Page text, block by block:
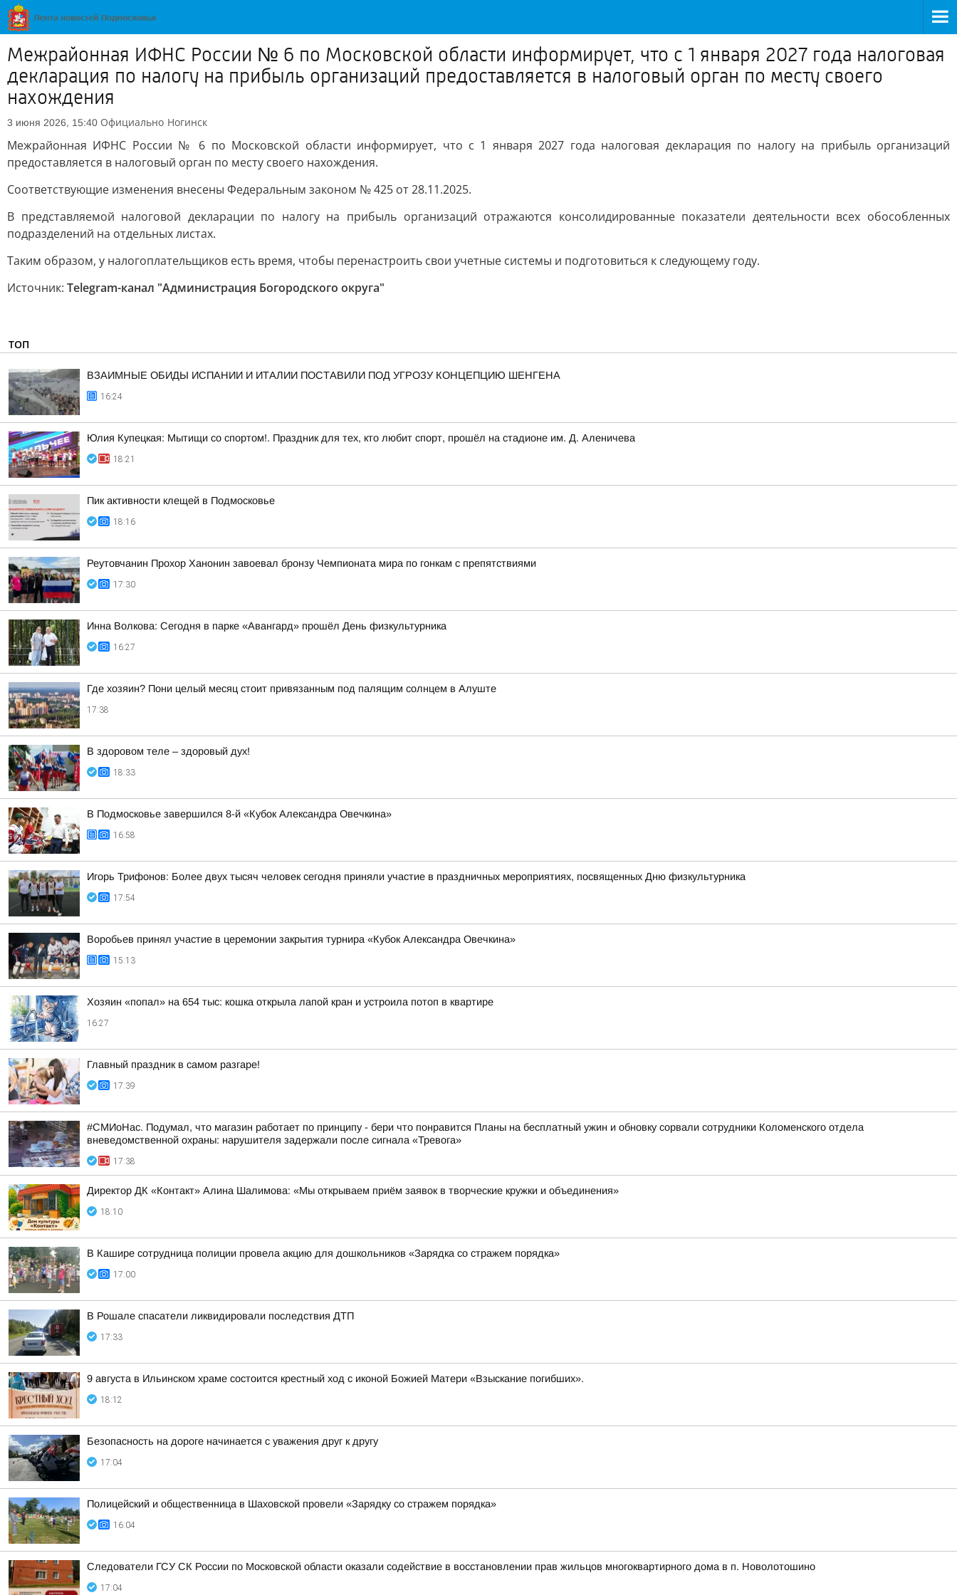
Межрайонная ИФНС России № 6 по Московской области информирует, что с 1 января 2027 года налоговая
декларация по налогу на прибыль организаций предоставляется в налоговый орган по месту своего
нахождения
3 июня 2026, 15:40 Официально Ногинск
Межрайонная ИФНС России № 6 по Московской области информирует, что с 1 января 2027 года налоговая декларация по налогу на прибыль организаций
предоставляется в налоговый орган по месту своего нахождения.
Соответствующие изменения внесены Федеральным законом № 425 от 28.11.2025.
В представляемой налоговой декларации по налогу на прибыль организаций отражаются консолидированные показатели деятельности всех обособленных
подразделений на отдельных листах.
Таким образом, у налогоплательщиков есть время, чтобы перенастроить свои учетные системы и подготовиться к следующему году.
Источник: Telegram-канал "Администрация Богородского округа"
ТОП
ВЗАИМНЫЕ ОБИДЫ ИСПАНИИ И ИТАЛИИ ПОСТАВИЛИ ПОД УГРОЗУ КОНЦЕПЦИЮ ШЕНГЕНА
16:24
Юлия Купецкая: Мытищи со спортом!. Праздник для тех, кто любит спорт, прошёл на стадионе им. Д. Аленичева
18:21
Пик активности клещей в Подмосковье
18:16
Реутовчанин Прохор Ханонин завоевал бронзу Чемпионата мира по гонкам с препятствиями
17:30
Инна Волкова: Сегодня в парке «Авангард» прошёл День физкультурника
16:27
Где хозяин? Пони целый месяц стоит привязанным под палящим солнцем в Алуште
17:38
В здоровом теле – здоровый дух!
18:33
В Подмосковье завершился 8-й «Кубок Александра Овечкина»
16:58
Игорь Трифонов: Более двух тысяч человек сегодня приняли участие в праздничных мероприятиях, посвященных Дню физкультурника
17:54
Воробьев принял участие в церемонии закрытия турнира «Кубок Александра Овечкина»
15:13
Хозяин «попал» на 654 тыс: кошка открыла лапой кран и устроила потоп в квартире
16:27
Главный праздник в самом разгаре!
17:39
#СМИоНас. Подумал, что магазин работает по принципу - бери что понравится Планы на бесплатный ужин и обновку сорвали сотрудники Коломенского отдела
вневедомственной охраны: нарушителя задержали после сигнала «Тревога»
17:38
Директор ДК «Контакт» Алина Шалимова: «Мы открываем приём заявок в творческие кружки и объединения»
18:10
В Кашире сотрудница полиции провела акцию для дошкольников «Зарядка со стражем порядка»
17:00
В Рошале спасатели ликвидировали последствия ДТП
17:33
9 августа в Ильинском храме состоится крестный ход с иконой Божией Матери «Взыскание погибших».
18:12
Безопасность на дороге начинается с уважения друг к другу
17:04
Полицейский и общественница в Шаховской провели «Зарядку со стражем порядка»
16:04
Следователи ГСУ СК России по Московской области оказали содействие в восстановлении прав жильцов многоквартирного дома в п. Новолотошино
17:04